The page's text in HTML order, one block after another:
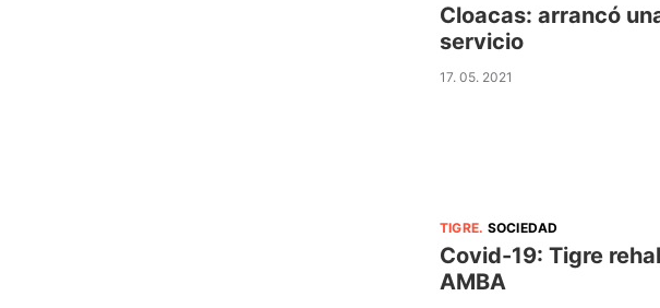
Cloacas: arrancó
servicio
17. 05. 2021
TIGRE. SOCIEDAD
Covid-19: Tigre
AMBA